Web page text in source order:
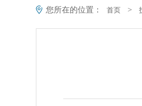
您所在的位置： 首页 >